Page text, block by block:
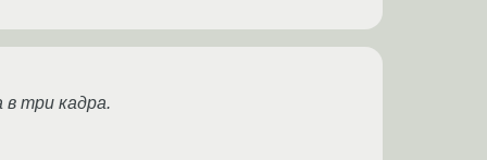
в три кадра.